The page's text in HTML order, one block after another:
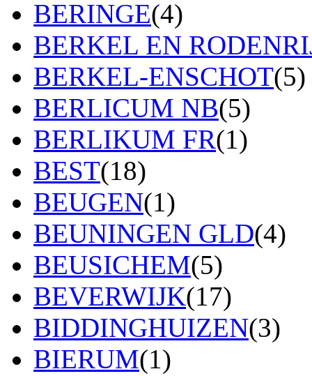
BERINGE(4)
BERKEL EN
BERKEL-ENSCHOT(5)
BERLICUM NB(5)
BERLIKUM FR(1)
BEST(18)
BEUGEN(1)
BEUNINGEN GLD(4)
BEUSICHEM(5)
BEVERWIJK(17)
BIDDINGHUIZEN(3)
BIERUM(1)